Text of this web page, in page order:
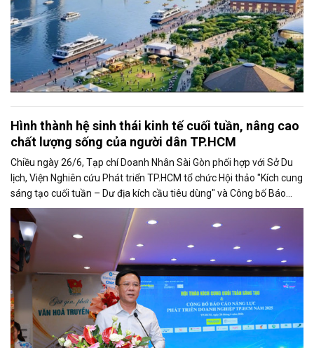
Hình thành hệ sinh thái kinh tế cuối tuần, nâng cao
chất lượng sống của người dân TP.HCM
Chiều ngày 26/6, Tạp chí Doanh Nhân Sài Gòn phối hợp với Sở Du
lịch, Viện Nghiên cứu Phát triển TP.HCM tổ chức Hội thảo "Kích cung
sáng tạo cuối tuần – Dư địa kích cầu tiêu dùng" và Công bố Báo
cáo năng lực phát triển doanh nghiệp TP.HCM năm 2025. Trân
trọng giới thiệu phát biểu của ông Nguyễn Ngọc Hồi - Phó Giám đốc
Sở Văn hoá - Thể thao TP.HCM tại Hội thảo.